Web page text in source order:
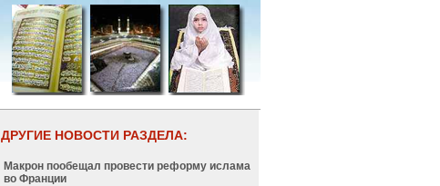
ДРУГИЕ НОВОСТИ РАЗДЕЛА:
Макрон пообещал провести реформу ислама
во Франции